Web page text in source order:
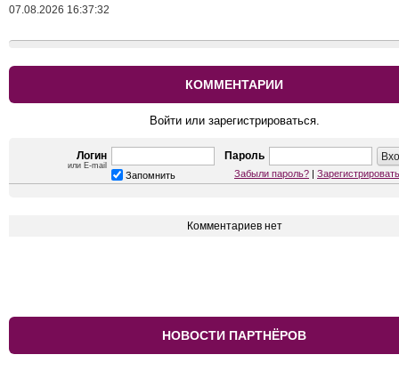
07.08.2026 16:37:32
КОММЕНТАРИИ
Войти или зарегистрироваться.
Логин
или E-mail
Пароль
Запомнить Забыли пароль? |
Комментариев нет
НОВОСТИ ПАРТНЁРОВ